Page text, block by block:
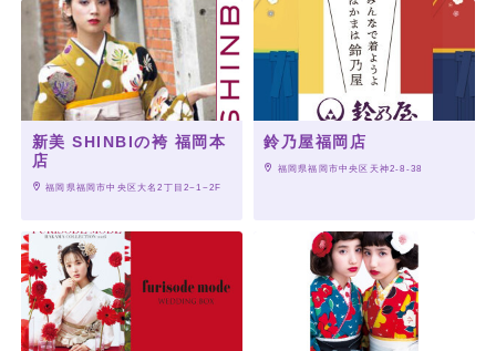
新美 SHINBIの袴 福岡本
店
福岡県福岡市中央区大名2丁目2−1−2F
鈴乃屋福岡店
福岡県福岡市中央区天神2-8-38